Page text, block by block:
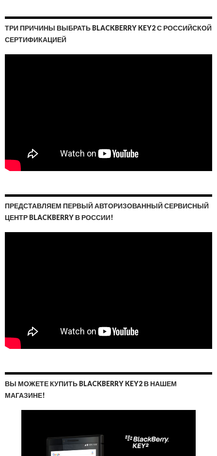
ТРИ ПРИЧИНЫ ВЫБРАТЬ BLACKBERRY KEY2 С РОССИЙСКОЙ
СЕРТИФИКАЦИЕЙ
ПРЕДСТАВЛЯЕМ ПЕРВЫЙ АВТОРИЗОВАННЫЙ СЕРВИСНЫЙ
ЦЕНТР BLACKBERRY В РОССИИ!
ВЫ МОЖЕТЕ КУПИТЬ BLACKBERRY KEY2 В НАШЕМ
МАГАЗИНЕ!